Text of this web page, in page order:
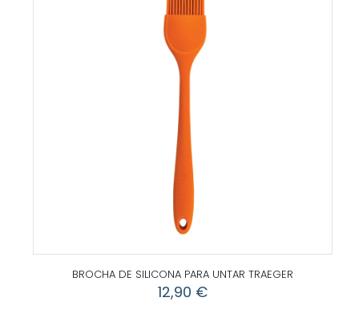
BROCHA DE SILICONA PARA UNTAR TRAEGER
12,90 €